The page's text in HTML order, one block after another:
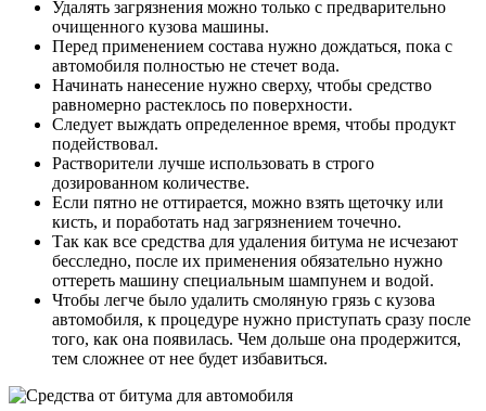
Удалять загрязнения можно только с предварительно
очищенного кузова машины.
Перед применением состава нужно дождаться, пока с
автомобиля полностью не стечет вода.
Начинать нанесение нужно сверху, чтобы средство
равномерно растеклось по поверхности.
Следует выждать определенное время, чтобы продукт
подействовал.
Растворители лучше использовать в строго
дозированном количестве.
Если пятно не оттирается, можно взять щеточку или
кисть, и поработать над загрязнением точечно.
Так как все средства для удаления битума не исчезают
бесследно, после их применения обязательно нужно
оттереть машину специальным шампунем и водой.
Чтобы легче было удалить смоляную грязь с кузова
автомобиля, к процедуре нужно приступать сразу после
того, как она появилась. Чем дольше она продержится,
тем сложнее от нее будет избавиться.